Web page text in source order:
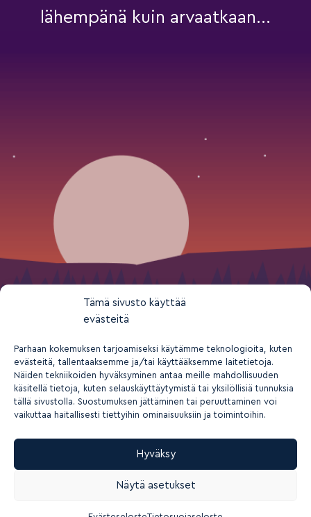
Tämä sivusto käyttää
evästeitä
Parhaan kokemuksen tarjoamiseksi käytämme teknologioita, kuten
evästeitä, tallentaaksemme ja/tai käyttääksemme laitetietoja.
Näiden tekniikoiden hyväksyminen antaa meille mahdollisuuden
käsitellä tietoja, kuten selauskäyttäytymistä tai yksilöllisiä tunnuksia
tällä sivustolla. Suostumuksen jättäminen tai peruuttaminen voi
vaikuttaa haitallisesti tiettyihin ominaisuuksiin ja toimintoihin.
Hyväksy
Näytä asetukset
lähempänä kuin arvaatkaan...
2026 © Suomen nuorisokeskusyhdistys ry
Tietosuoja- ja yksityisyys Rekisteriseloste
Saavutettavuusseloste Evästeasetukset